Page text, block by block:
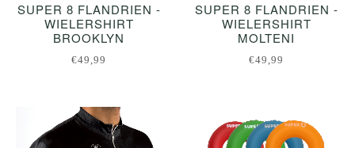
SUPER 8 FLANDRIEN -
WIELERSHIRT
BROOKLYN
€49,99
SUPER 8 FLANDRIEN -
WIELERSHIRT
MOLTENI
€49,99